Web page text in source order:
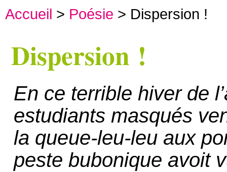
Accueil > Poésie > Dispersion !
Dispersion !
En ce terrible hiver de
estudiants masqués
la queue-leu-leu aux
peste bubonique avoit